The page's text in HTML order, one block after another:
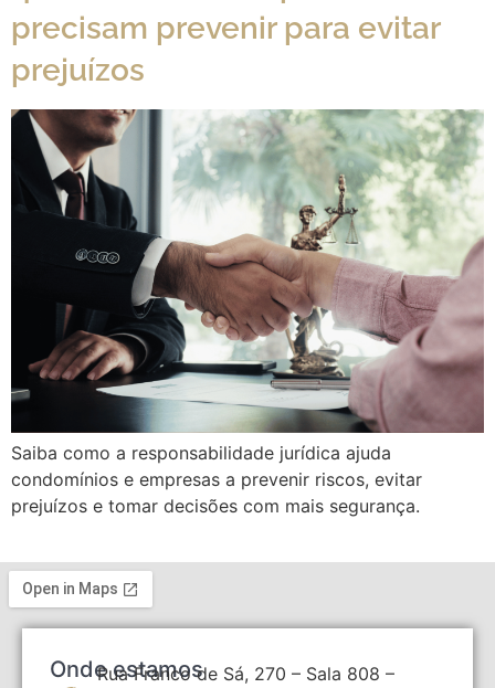
precisam prevenir para evitar
prejuízos
Saiba como a responsabilidade jurídica ajuda
condomínios e empresas a prevenir riscos, evitar
prejuízos e tomar decisões com mais segurança.
Onde estamos
Rua Franco de Sá, 270 – Sala 808 –